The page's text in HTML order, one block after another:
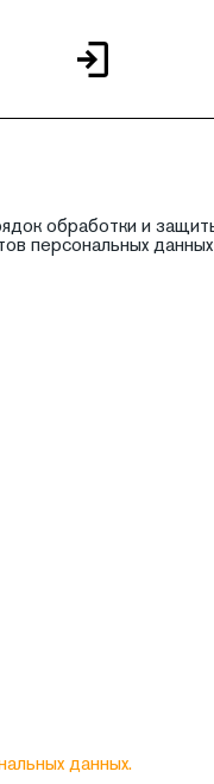
обработки и
персональных
данных.